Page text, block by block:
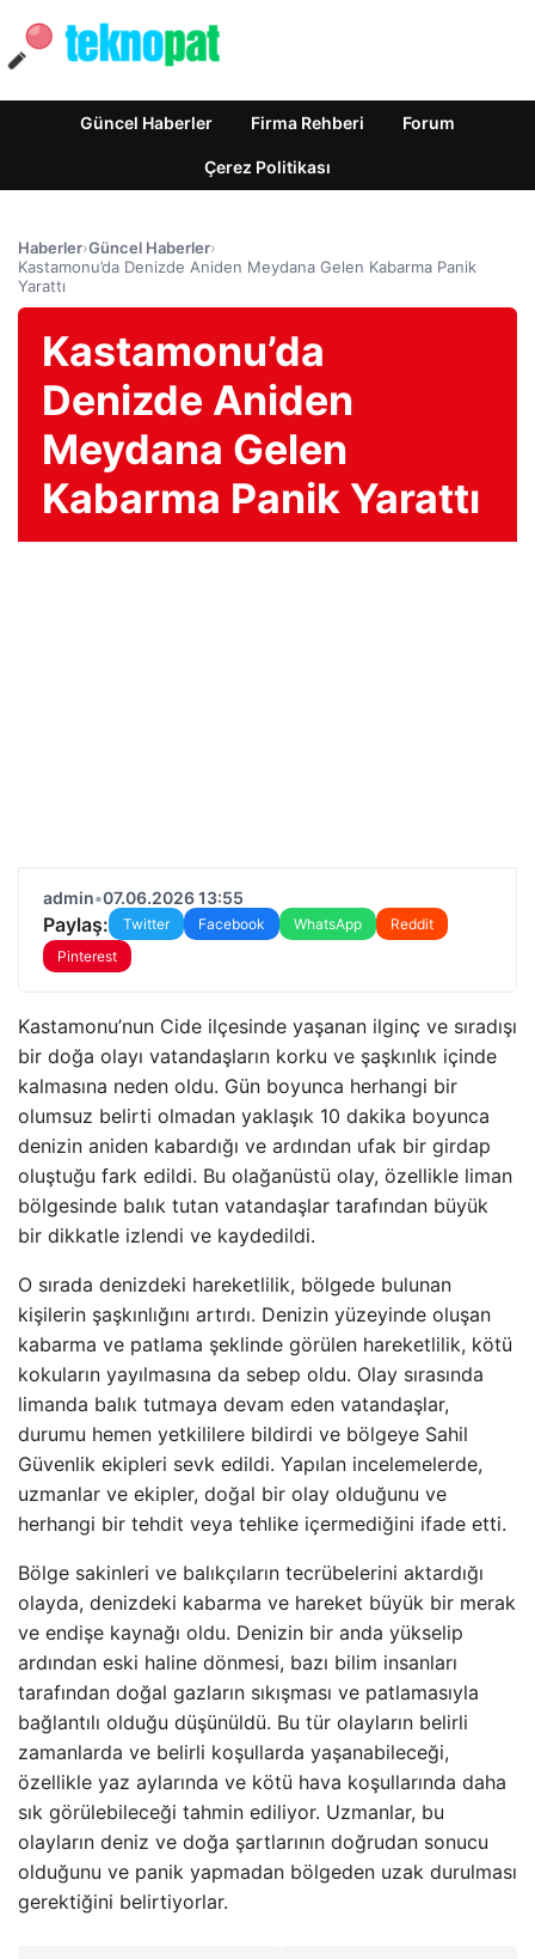
Güncel Haberler Firma Rehberi Forum
Çerez Politikası
Haberler›Güncel Haberler›
Kastamonu’da Denizde Aniden Meydana Gelen Kabarma Panik
Yarattı
Kastamonu’da
Denizde Aniden
Meydana Gelen
Kabarma Panik Yarattı
admin•07.06.2026 13:55
Paylaş: Twitter Facebook WhatsApp
Reddit
Pinterest
Kastamonu’nun Cide ilçesinde yaşanan ilginç ve sıradışı
bir doğa olayı vatandaşların korku ve şaşkınlık içinde
kalmasına neden oldu. Gün boyunca herhangi bir
olumsuz belirti olmadan yaklaşık 10 dakika boyunca
denizin aniden kabardığı ve ardından ufak bir girdap
oluştuğu fark edildi. Bu olağanüstü olay, özellikle liman
bölgesinde balık tutan vatandaşlar tarafından büyük
bir dikkatle izlendi ve kaydedildi.
O sırada denizdeki hareketlilik, bölgede bulunan
kişilerin şaşkınlığını artırdı. Denizin yüzeyinde oluşan
kabarma ve patlama şeklinde görülen hareketlilik, kötü
kokuların yayılmasına da sebep oldu. Olay sırasında
limanda balık tutmaya devam eden vatandaşlar,
durumu hemen yetkililere bildirdi ve bölgeye Sahil
Güvenlik ekipleri sevk edildi. Yapılan incelemelerde,
uzmanlar ve ekipler, doğal bir olay olduğunu ve
herhangi bir tehdit veya tehlike içermediğini ifade etti.
Bölge sakinleri ve balıkçıların tecrübelerini aktardığı
olayda, denizdeki kabarma ve hareket büyük bir merak
ve endişe kaynağı oldu. Denizin bir anda yükselip
ardından eski haline dönmesi, bazı bilim insanları
tarafından doğal gazların sıkışması ve patlamasıyla
bağlantılı olduğu düşünüldü. Bu tür olayların belirli
zamanlarda ve belirli koşullarda yaşanabileceği,
özellikle yaz aylarında ve kötü hava koşullarında daha
sık görülebileceği tahmin ediliyor. Uzmanlar, bu
olayların deniz ve doğa şartlarının doğrudan sonucu
olduğunu ve panik yapmadan bölgeden uzak durulması
gerektiğini belirtiyorlar.